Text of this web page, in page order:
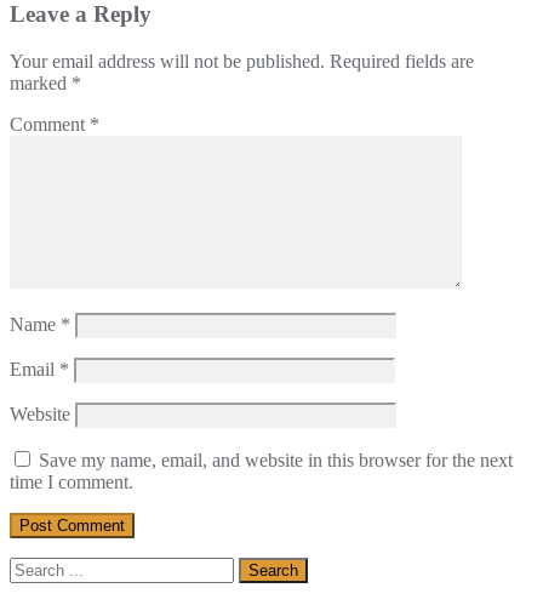
Leave a Reply
Your email address will not be published. Required fields are
marked *
Comment *
Name *
Email *
Website
Save my name, email, and website in this browser for the next
time I comment.